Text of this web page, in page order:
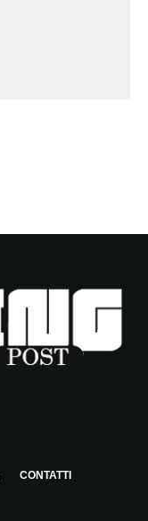
CONTATTI